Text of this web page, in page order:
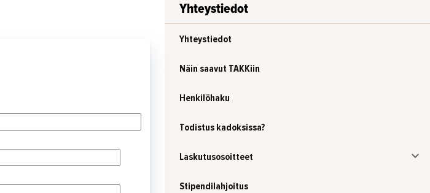
Yhteystiedot
Yhteystiedot
Näin saavut TAKKiin
Henkilöhaku
Todistus kadoksissa?
Laskutusosoitteet
Stipendilahjoitus